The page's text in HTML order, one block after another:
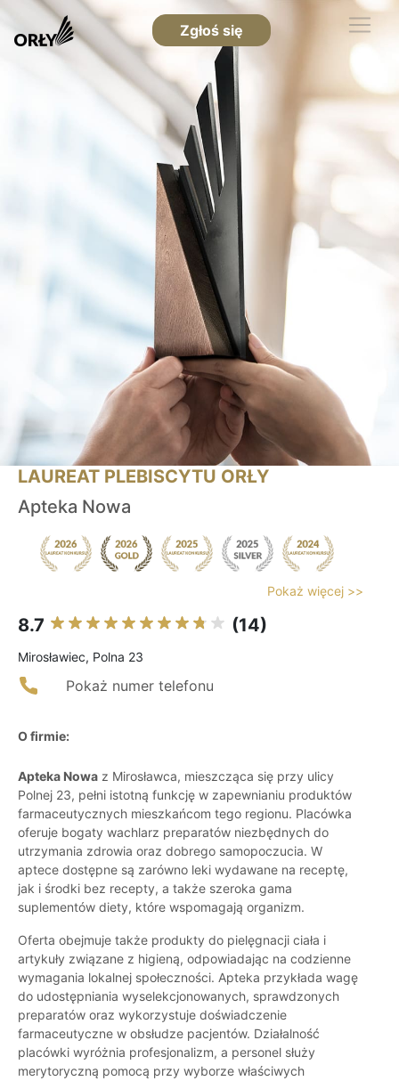
Zgłoś się
LAUREAT PLEBISCYTU ORŁY
Apteka Nowa
Pokaż więcej >>
8.7 (14)
Mirosławiec, Polna 23
Pokaż numer telefonu
O firmie:
Apteka Nowa z Mirosławca, mieszcząca się przy ulicy
Polnej 23, pełni istotną funkcję w zapewnianiu produktów
farmaceutycznych mieszkańcom tego regionu. Placówka
oferuje bogaty wachlarz preparatów niezbędnych do
utrzymania zdrowia oraz dobrego samopoczucia. W
aptece dostępne są zarówno leki wydawane na receptę,
jak i środki bez recepty, a także szeroka gama
suplementów diety, które wspomagają organizm.
Oferta obejmuje także produkty do pielęgnacji ciała i
artykuły związane z higieną, odpowiadając na codzienne
wymagania lokalnej społeczności. Apteka przykłada wagę
do udostępniania wyselekcjonowanych, sprawdzonych
preparatów oraz wykorzystuje doświadczenie
farmaceutyczne w obsłudze pacjentów. Działalność
placówki wyróżnia profesjonalizm, a personel służy
merytoryczną pomocą przy wyborze właściwych